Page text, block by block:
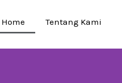
Home Tentang Kami